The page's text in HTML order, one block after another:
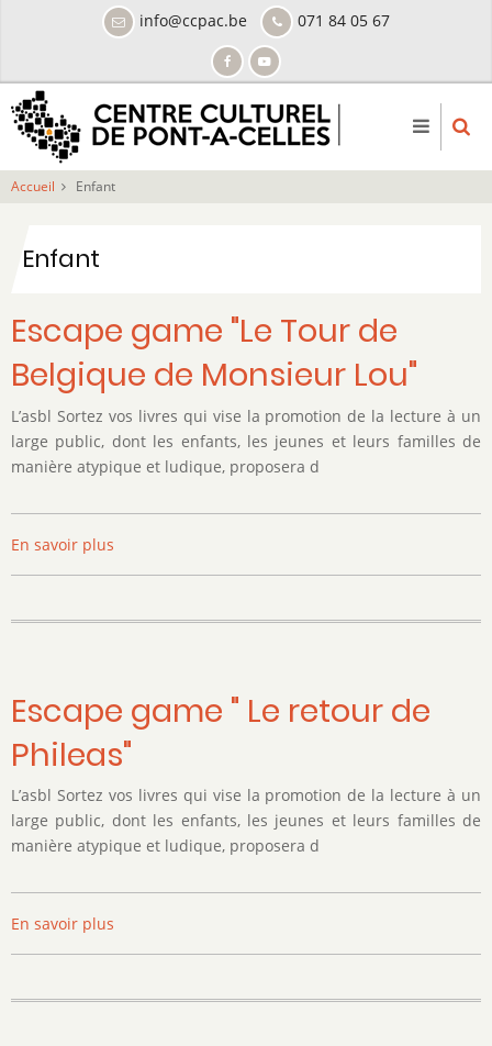
principal
info@ccpac.be 071 84 05 67
Accueil Enfant
Enfant
Escape game "Le Tour de
Belgique de Monsieur Lou"
L’asbl Sortez vos livres qui vise la promotion de la lecture à un
large public, dont les enfants, les jeunes et leurs familles de
manière atypique et ludique, proposera d
En savoir plus
"Le
de
Monsieur
Lou"
Escape game " Le retour de
Phileas"
L’asbl Sortez vos livres qui vise la promotion de la lecture à un
large public, dont les enfants, les jeunes et leurs familles de
manière atypique et ludique, proposera d
En savoir plus
"